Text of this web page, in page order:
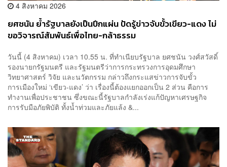
4 สิงหาคม 2026
ยศชนัน ย้ำรัฐบาลยังเป็นปึกแผ่น ปัดรู้ข่าวจับขั้วเขียว-แดง ไม่
ขอวิจารณ์สัมพันธ์เพื่อไทย-กล้าธรรม
วันนี้ (4 สิงหาคม) เวลา 10.55 น. ที่ทำเนียบรัฐบาล ยศชนัน วงศ์สวัสดิ์
รองนายกรัฐมนตรี และรัฐมนตรีว่าการกระทรวงการอุดมศึกษา
วิทยาศาสตร์ วิจัย และนวัตกรรม กล่าวถึงกระแสข่าวการจับขั้ว
การเมืองใหม่ ‘เขียว-แดง’ ว่า เรื่องนี้ต้องแยกออกเป็น 2 ส่วน คือการ
ทำงานเพื่อประชาชน ซึ่งขณะนี้รัฐบาลกำลังเร่งแก้ปัญหาเศรษฐกิจ
การรับมือภัยพิบัติ ทั้งน้ำท่วมและภัยแล้ง &...